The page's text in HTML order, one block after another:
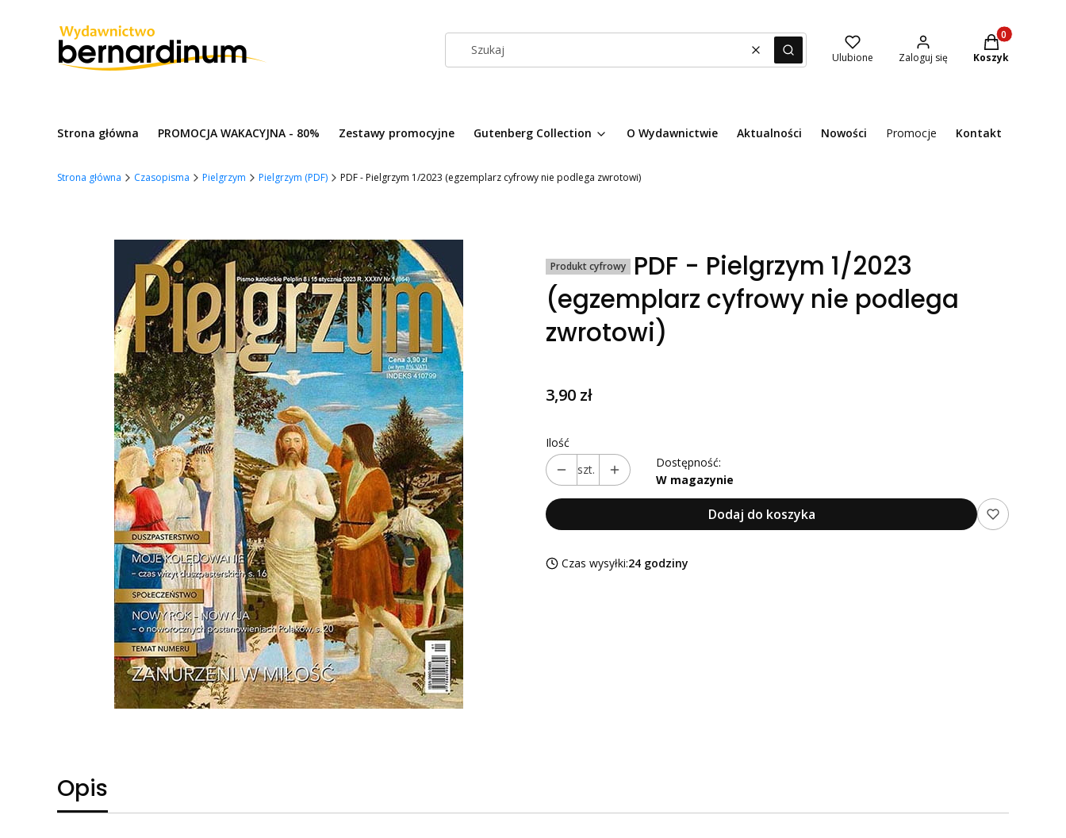
WyczyśćSzukaj Ulubione Zaloguj się
Produkty w
Koszyk
Strona główna PROMOCJA WAKACYJNA - 80% Zestawy promocyjne Gutenberg Collection O Wydawnictwie Aktualności Nowości Promocje Kontakt
Strona główna Czasopisma Pielgrzym Pielgrzym (PDF) PDF - Pielgrzym 1/2023 (egzemplarz cyfrowy nie podlega zwrotowi)
Produkt cyfrowy
PDF - Pielgrzym 1/2023
(egzemplarz cyfrowy nie podlega
zwrotowi)
Cena
3,90 zł
Ilość
szt.
Dostępność:
W magazynie
Dodaj do koszyka
Czas wysyłki:24 godziny
Opis